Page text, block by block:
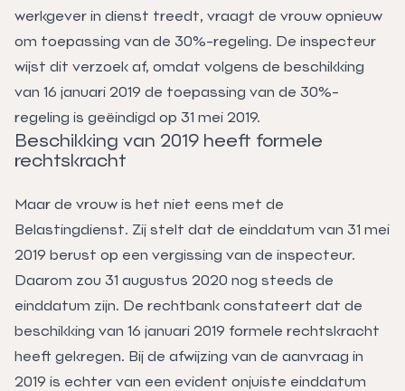
werkgever in dienst treedt, vraagt de vrouw opnieuw
om toepassing van de 30%-regeling. De inspecteur
wijst dit verzoek af, omdat volgens de beschikking
van 16 januari 2019 de toepassing van de 30%-
regeling is geëindigd op 31 mei 2019.
Beschikking van 2019 heeft formele
rechtskracht
Maar de vrouw is het niet eens met de
Belastingdienst. Zij stelt dat de einddatum van 31 mei
2019 berust op een vergissing van de inspecteur.
Daarom zou 31 augustus 2020 nog steeds de
einddatum zijn. De rechtbank constateert dat de
beschikking van 16 januari 2019 formele rechtskracht
heeft gekregen. Bij de afwijzing van de aanvraag in
2019 is echter van een evident onjuiste einddatum